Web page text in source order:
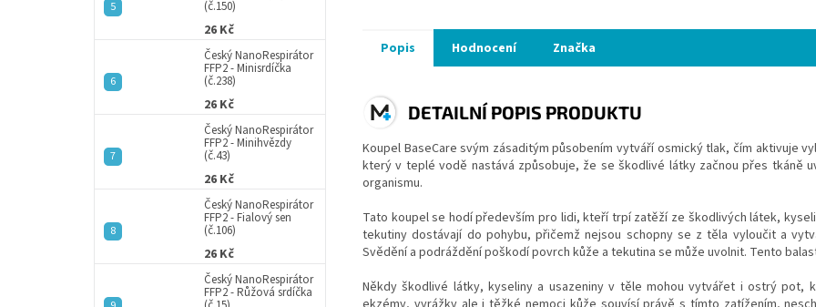
(č.150)
26 Kč
Český NanoRespirátor
FFP2 - Minisrdíčka
(č.238)
26 Kč
Český NanoRespirátor
FFP2 - Minihvězdy
(č.43)
26 Kč
Český NanoRespirátor
FFP2 - Fialový sen
(č.106)
26 Kč
Český NanoRespirátor
FFP2 - Růžová srdíčka
Popis Hodnocení Značka
DETAILNÍ POPIS PRODUKTU
Koupel BaseCare svým zásaditým působením vytváří osmický tlak, čím aktivuje
který v teplé vodě nastává způsobuje, že se škodlivé látky začnou přes tkáně
organismu.
Tato koupel se hodí především pro lidi, kteří trpí zatěží ze škodlivých látek,
tekutiny dostávají do pohybu, přičemž nejsou schopny se z těla vyloučit a
Svědění a podráždění poškodí povrch kůže a tekutina se může uvolnit. Tento
Někdy škodlivé látky, kyseliny a usazeniny v těle mohou vytvářet i ostrý pot,